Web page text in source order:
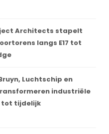
Architects stapelt
langs E17 tot
Luchtschip en
industriële
tot tijdelijk